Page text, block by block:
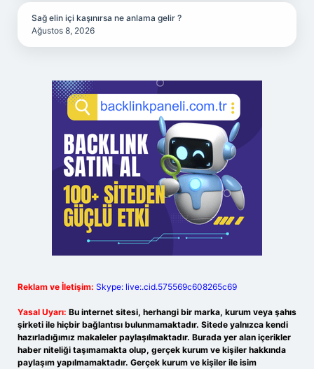
Sağ elin içi kaşınırsa ne anlama gelir ?
Ağustos 8, 2026
Reklam ve İletişim: Skype: live:.cid.575569c608265c69
Yasal Uyarı: Bu internet sitesi, herhangi bir marka, kurum veya şahıs
şirketi ile hiçbir bağlantısı bulunmamaktadır. Sitede yalnızca kendi
hazırladığımız makaleler paylaşılmaktadır. Burada yer alan içerikler
haber niteliği taşımamakta olup, gerçek kurum ve kişiler hakkında
paylaşım yapılmamaktadır. Gerçek kurum ve kişiler ile isim